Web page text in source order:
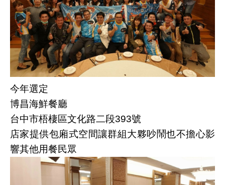
今年選定
博昌海鮮餐廳
台中市梧棲區文化路二段393號
店家提供包廂式空間讓群組大夥吵鬧也不擔心影
響其他用餐民眾